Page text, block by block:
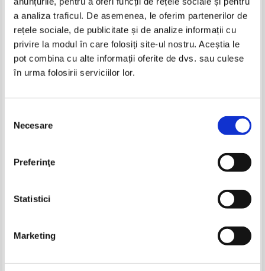
a analiza traficul. De asemenea, le oferim partenerilor de
rețele sociale, de publicitate și de analize informații cu
privire la modul în care folosiți site-ul nostru. Aceștia le
pot combina cu alte informații oferite de dvs. sau culese
în urma folosirii serviciilor lor.
consimțământului
Necesare
Preferinţe
Statistici
Marketing